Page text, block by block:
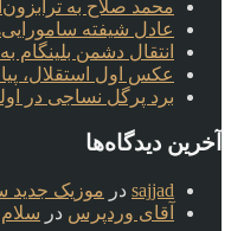
محمد صلاح به
عادل شیفته
انتقال دشمن
عکس اول استقلال،
برد پرگل نساجی در
آخرین دیدگاه‌ها
sajjad در موزیک جدید
آقای وردپرس در سلام